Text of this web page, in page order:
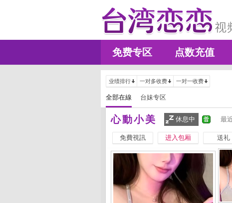
免费专区 点数充值
业绩排行 一对多收费 一对一收费
全部在線 台妹专区
心動小美 休息中 最
免費視訊 进入包厢 送礼